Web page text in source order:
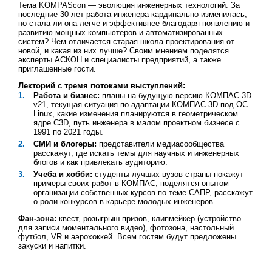
Тема KOMPAScon — эволюция инженерных технологий. За
последние 30 лет работа инженера кардинально изменилась,
но стала ли она легче и эффективнее благодаря появлению и
развитию мощных компьютеров и автоматизированных
систем? Чем отличается старая школа проектирования от
новой, и какая из них лучше? Своим мнением поделятся
эксперты АСКОН и специалисты предприятий, а также
приглашенные гости.
Лекторий с тремя потоками выступлений:
Работа и бизнес: планы на будущую версию КОМПАС-3D
v21, текущая ситуация по адаптации КОМПАС-3D под ОС
Linux, какие изменения планируются в геометрическом
ядре C3D, путь инженера в малом проектном бизнесе с
1991 по 2021 годы.
СМИ и блогеры: представители медиасообщества
расскажут, где искать темы для научных и инженерных
блогов и как привлекать аудиторию.
Учеба и хобби: студенты лучших вузов страны покажут
примеры своих работ в КОМПАС, поделятся опытом
организации собственных курсов по теме САПР, расскажут
о роли конкурсов в карьере молодых инженеров.
Фан-зона: квест, розыгрыш призов, клипмейкер (устройство
для записи моментального видео), фотозона, настольный
футбол, VR и аэрохоккей. Всем гостям будут предложены
закуски и напитки.